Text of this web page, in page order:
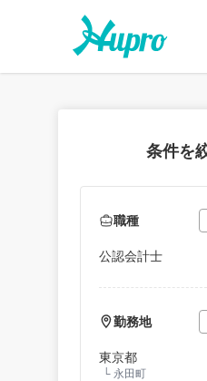
条件を
職種
公認会計士
勤務地
東京都
└ 永田町